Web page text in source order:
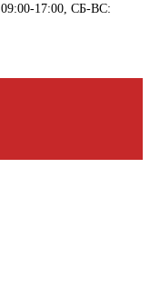
09:00-17:00 , СБ-ВС: